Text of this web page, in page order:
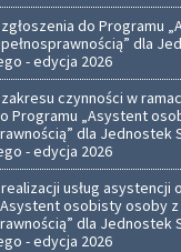
do Programu
dla
- edycja 2026
czynności w
Programu „Asystent
dla Jednostek
- edycja 2026
usług asystencji
osobisty osoby z
dla Jednostek
- edycja 2026